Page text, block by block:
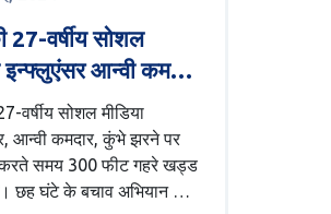
27-वर्षीय सोशल
इन्फ्लुएंसर आन्वी कमदार
दुर्घटना: कुंभे झरने में
वर्षीय सोशल मीडिया
आन्वी कमदार, कुंभे झरने पर
समय 300 फीट गहरे खड्ड
छह घंटे के बचाव अभियान के